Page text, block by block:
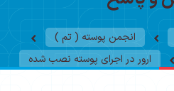
انجمن پوسته ( تم )
ارور در اجرای پوسته نصب شده